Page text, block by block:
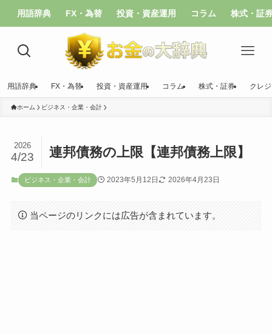
用語辞典 FX・為替 投資・資産運用 コラム 株式・証
用語辞典 FX・為替 投資・資産運用 コラム 株式・証券 クレ
ホーム ビジネス・企業・会計
連邦債務の上限【連邦債務上限】
2026
4/23
ビジネス・企業・会計 2023年5月12日 2026年4月23日
当ページのリンクには広告が含まれています。